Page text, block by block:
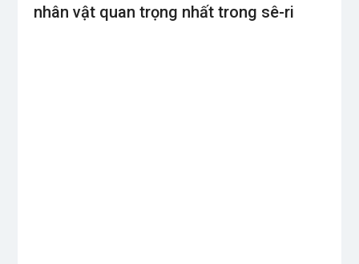
nhân vật quan trọng nhất trong sê-ri